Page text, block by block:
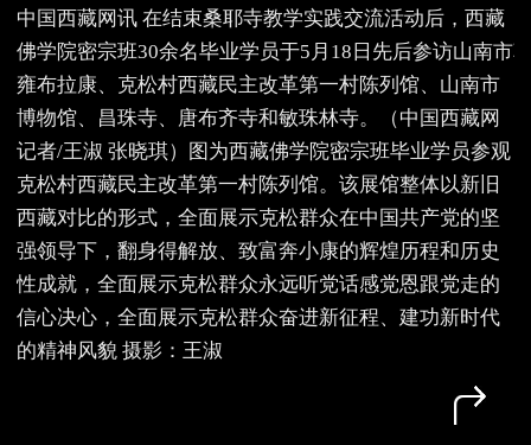
中国西藏网讯 在结束桑耶寺教学实践交流活动后，西藏
佛学院密宗班30余名毕业学员于5月18日先后参访山南市
雍布拉康、克松村西藏民主改革第一村陈列馆、山南市
博物馆、昌珠寺、唐布齐寺和敏珠林寺。（中国西藏网
记者/王淑 张晓琪）图为西藏佛学院密宗班毕业学员参观
克松村西藏民主改革第一村陈列馆。该展馆整体以新旧
西藏对比的形式，全面展示克松群众在中国共产党的坚
强领导下，翻身得解放、致富奔小康的辉煌历程和历史
性成就，全面展示克松群众永远听党话感党恩跟党走的
信心决心，全面展示克松群众奋进新征程、建功新时代
的精神风貌 摄影：王淑